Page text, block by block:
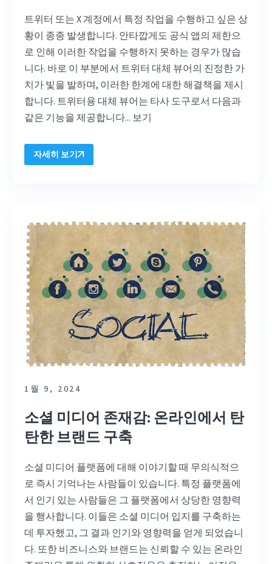
트위터 또는 X 계정에서 특정 작업을 수행하고 싶은 상
황이 종종 발생합니다. 안타깝게도 공식 앱의 제한으
로 인해 이러한 작업을 수행하지 못하는 경우가 많습
니다. 바로 이 부분에서 트위터 대체 뷰어의 진정한 가
치가 빛을 발하며, 이러한 한계에 대한 해결책을 제시
합니다. 트위터용 대체 뷰어는 타사 도구로서 다음과
같은 기능을 제공합니다... 보기
자세히 보기
1월 9, 2024
소셜 미디어 존재감: 온라인에서 탄
탄한 브랜드 구축
소셜 미디어 플랫폼에 대해 이야기할 때 무의식적으
로 즉시 기억나는 사람들이 있습니다. 특정 플랫폼에
서 인기 있는 사람들은 그 플랫폼에서 상당한 영향력
을 행사합니다. 이들은 소셜 미디어 입지를 구축하는
데 투자했고, 그 결과 인기와 영향력을 얻게 되었습니
다. 또한 비즈니스와 브랜드는 신뢰할 수 있는 온라인